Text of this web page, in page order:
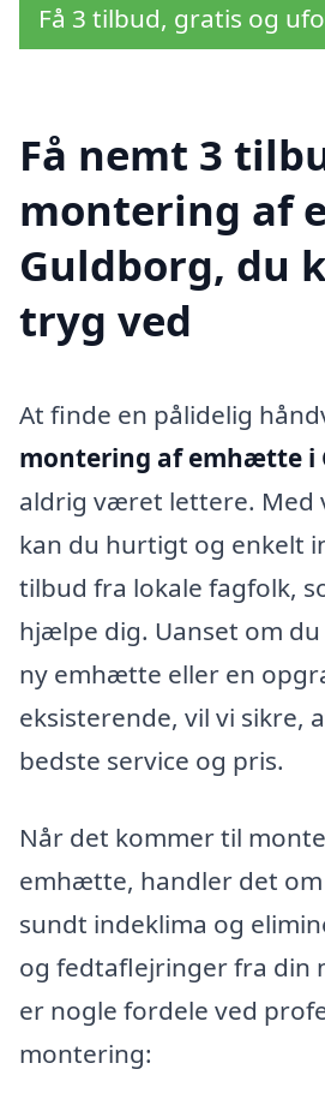
Få 3 tilbud, gratis og
Få nemt 3
montering af
Guldborg, du
tryg ved
At finde en pålidelig
montering af emhætte i
aldrig været lettere. Med
kan du hurtigt og enkelt
tilbud fra lokale fagfolk,
hjælpe dig. Uanset om
ny emhætte eller en
eksisterende, vil vi sikre,
bedste service og pris.
Når det kommer til
emhætte, handler det om
sundt indeklima og
og fedtaflejringer fra din
er nogle fordele ved
montering: